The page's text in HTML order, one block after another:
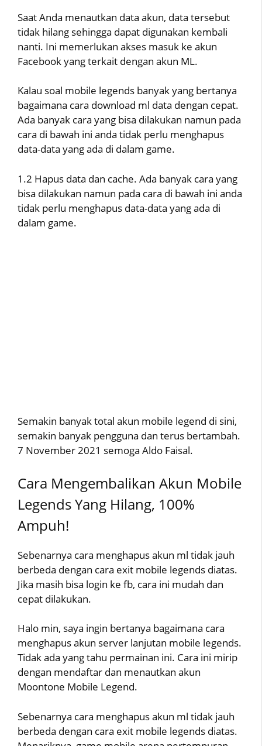
Saat Anda menautkan data akun, data tersebut
tidak hilang sehingga dapat digunakan kembali
nanti. Ini memerlukan akses masuk ke akun
Facebook yang terkait dengan akun ML.
Kalau soal mobile legends banyak yang bertanya
bagaimana cara download ml data dengan cepat.
Ada banyak cara yang bisa dilakukan namun pada
cara di bawah ini anda tidak perlu menghapus
data-data yang ada di dalam game.
1.2 Hapus data dan cache. Ada banyak cara yang
bisa dilakukan namun pada cara di bawah ini anda
tidak perlu menghapus data-data yang ada di
dalam game.
Semakin banyak total akun mobile legend di sini,
semakin banyak pengguna dan terus bertambah.
7 November 2021 semoga Aldo Faisal.
Cara Mengembalikan Akun Mobile
Legends Yang Hilang, 100%
Ampuh!
Sebenarnya cara menghapus akun ml tidak jauh
berbeda dengan cara exit mobile legends diatas.
Jika masih bisa login ke fb, cara ini mudah dan
cepat dilakukan.
Halo min, saya ingin bertanya bagaimana cara
menghapus akun server lanjutan mobile legends.
Tidak ada yang tahu permainan ini. Cara ini mirip
dengan mendaftar dan menautkan akun
Moontone Mobile Legend.
Sebenarnya cara menghapus akun ml tidak jauh
berbeda dengan cara exit mobile legends diatas.